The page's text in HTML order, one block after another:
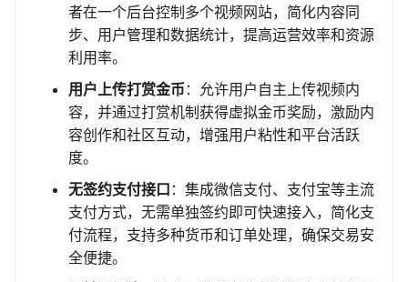
者在一个后台控制多个视频网站，简化内容同
步、用户管理和数据统计，提高运营效率和资源
利用率。
用户上传打赏金币：允许用户自主上传视频内
容，并通过打赏机制获得虚拟金币奖励，激励内
容创作和社区互动，增强用户粘性和平台活跃
度。
无签约支付接口 ：集成微信支付、支付宝等主流
支付方式，无需单独签约即可快速接入，简化支
付流程，支持多种货币和订单处理，确保交易安
全便捷。